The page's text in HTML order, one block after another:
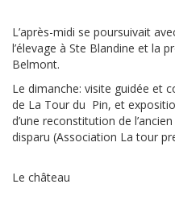
L’après-midi se poursuivait
l’élevage à Ste Blandine et la
Belmont.
Le dimanche: visite guidée et
de La Tour du Pin, et
d’une reconstitution de
disparu (Association La tour
Le château